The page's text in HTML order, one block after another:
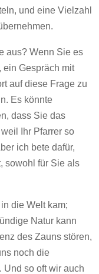
und eine Vielzahl
aus? Wenn Sie es
ein Gespräch mit
auf diese Frage zu
Es könnte
dass Sie das
Ihr Pfarrer so
ich bete dafür,
sowohl für Sie als
die Welt kam;
Natur kann
des Zauns stören,
noch die
Und so oft wir auch